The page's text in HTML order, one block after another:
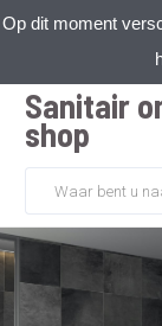
Op dit moment
Sanitair
shop